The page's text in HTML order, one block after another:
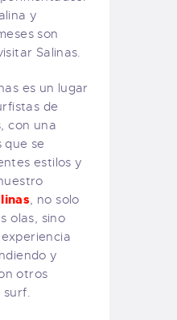
y
son
Salinas.
es un lugar
de
con una
que se
estilos y
, no solo
olas, sino
y
otros
surf.